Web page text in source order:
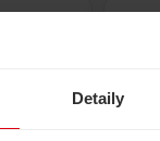
Detaily